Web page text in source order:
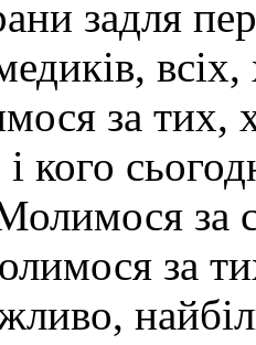
задля
за тих,
і кого
за
за